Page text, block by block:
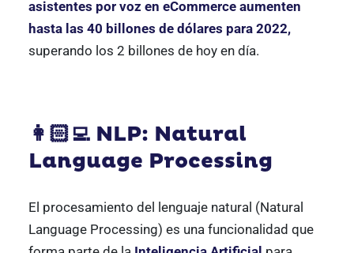
asistentes por voz en eCommerce aumenten
hasta las 40 billones de dólares para 2022,
superando los 2 billones de hoy en día.
👩🏻‍💻 NLP: Natural
Language Processing
El procesamiento del lenguaje natural (Natural
Language Processing) es una funcionalidad que